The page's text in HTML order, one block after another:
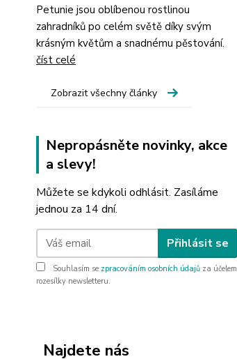
Petunie jsou oblíbenou rostlinou
zahradníků po celém světě díky svým
krásným květům a snadnému pěstování.
číst celé
Zobrazit všechny články
Nepropásněte novinky, akce
a slevy!
Můžete se kdykoli odhlásit. Zasíláme
jednou za 14 dní.
Přihlásit se
Souhlasím se zpracováním osobních údajů za účelem
rozesílky newsletteru.
Najdete nás